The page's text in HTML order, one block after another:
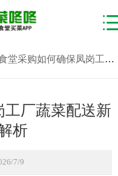
堂采购如何确保凤岗工厂蔬菜配送新鲜度行业解析
厂蔬菜配送新
析
7/9